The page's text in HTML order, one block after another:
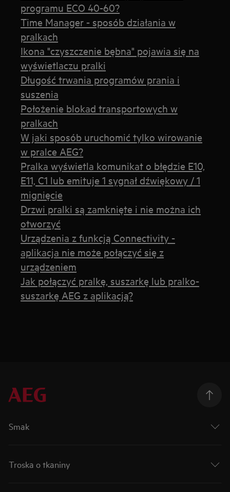
programu ECO 40-60?
Time Manager - sposób działania w
pralkach
Ikona "czyszczenie bębna" pojawia się na
wyświetlaczu pralki
Długość trwania programów prania i
suszenia
Położenie blokad transportowych w
pralkach
W jaki sposób uruchomić tylko wirowanie
w pralce AEG?
Pralka wyświetla komunikat o błędzie E10,
E11, C1 lub emituje 1 sygnał dźwiękowy / 1
mignięcie
Drzwi pralki są zamknięte i nie można ich
otworzyć
Urządzenia z funkcją Connectivity -
aplikacja nie może połączyć się z
urządzeniem
Jak połączyć pralkę, suszarkę lub pralko-
suszarkę AEG z aplikacją?
Smak
Troska o tkaniny